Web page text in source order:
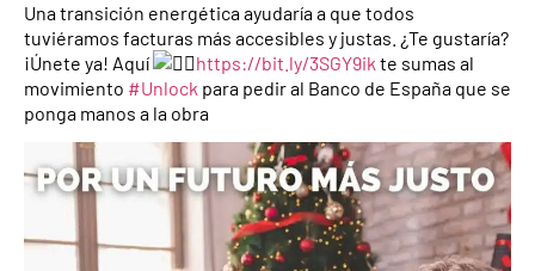
Una transición energética ayudaría a que todos
tuviéramos facturas más accesibles y justas. ¿Te gustaría?
¡Únete ya! Aquí
https://bit.ly/3SGY9ik te sumas al
movimiento #Unlock para pedir al Banco de España que se
ponga manos a la obra